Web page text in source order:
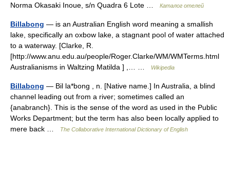
Norma Okasaki Inoue, s/n Quadra 6 Lote …
Каталог отелей
Billabong — is an Australian English word meaning a smallish
lake, specifically an oxbow lake, a stagnant pool of water attached
to a waterway. [Clarke, R.
[http://www.anu.edu.au/people/Roger.Clarke/WM/WMTerms.html
Australianisms in Waltzing Matilda ] ,… …
Wikipedia
Billabong — Bil la*bong , n. [Native name.] In Australia, a blind
channel leading out from a river; sometimes called an
{anabranch}. This is the sense of the word as used in the Public
Works Department; but the term has also been locally applied to
mere back …
The Collaborative International Dictionary of English